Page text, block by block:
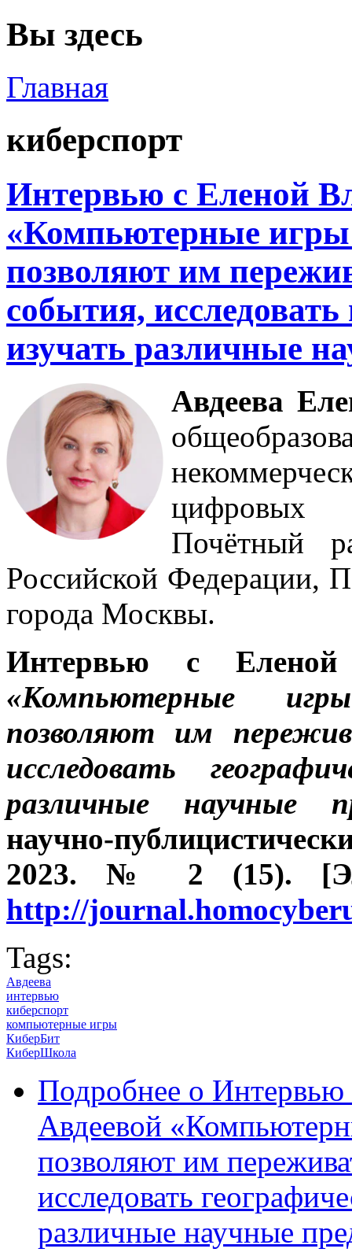
Вы здесь
Главная
киберспорт
Интервью с Еленой
«Компьютерные
позволяют им
события,
изучать различные
Авдеева
цифровых
Почётный
Российской Федерации,
города Москвы.
Интервью с Еленой
«Компьютерные
позволяют им
исследовать
различные научные
научно-
2023. № 2 (15).
http://
Tags:
Авдеева
интервью
киберспорт
компьютерные игры
КиберБит
КиберШкола
Подробнее о
Авдеевой
позволяют им
исследовать
различные научные